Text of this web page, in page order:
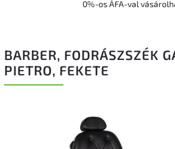
BARBER, FODRÁSZSZÉK
PIETRO, FEKETE
0%-os ÁFA-val